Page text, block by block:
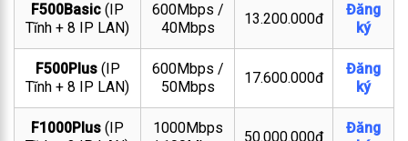
F500Basic (IP
Tĩnh + 8 IP LAN)
600Mbps /
40Mbps
13.200.000đ
Đăng
ký
F500Plus(IP
Tĩnh + 8 IP LAN)
600Mbps /
50Mbps
17.600.000đ
Đăng
ký
F1000Plus (IP
1000Mbps
50.000.000đ
Đăng